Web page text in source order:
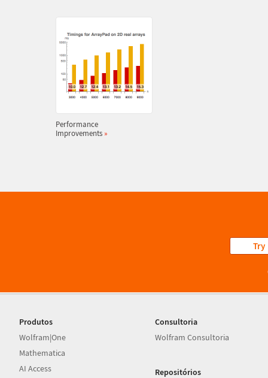
Performance
Improvements »
Try
Produtos
Wolfram|One
Mathematica
AI Access
Consultoria
Wolfram Consultoria
Repositórios